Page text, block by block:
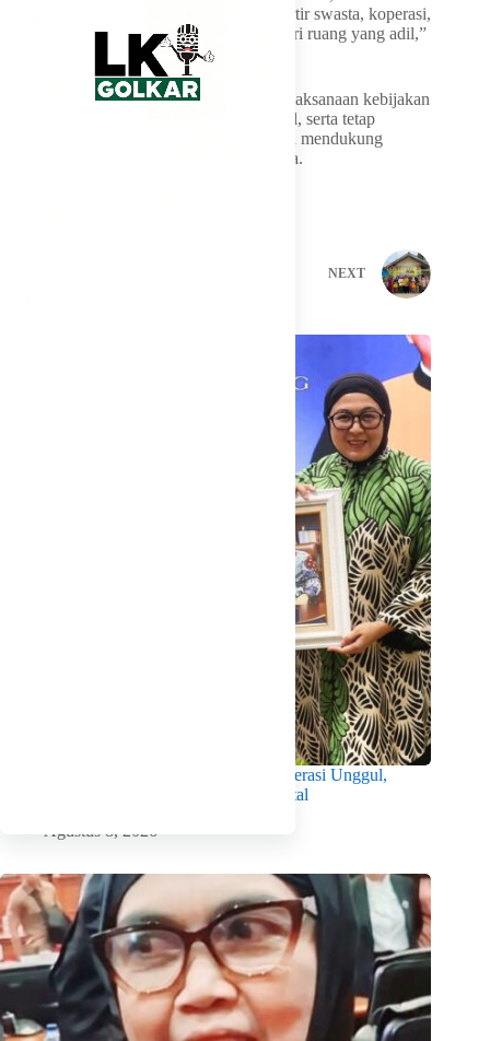
penghalang bagi pelaku usaha lain. Eksportir swasta, koperasi,
dan pelaku usaha nasional tetap harus diberi ruang yang adil,”
Ia menambahkan DPR akan mengawal pelaksanaan kebijakan
tersebut agar berjalan transparan, akuntabel, serta tetap
menjaga persaingan usaha yang sehat guna mendukung
peningkatan ekspor dan penerimaan negara.
NEXT
Wabup Intan Dorong Mahasiswa Jadi Generasi Unggul,
Berkarakter dan Sadar Hukum di Era Digital
Agustus 8, 2026